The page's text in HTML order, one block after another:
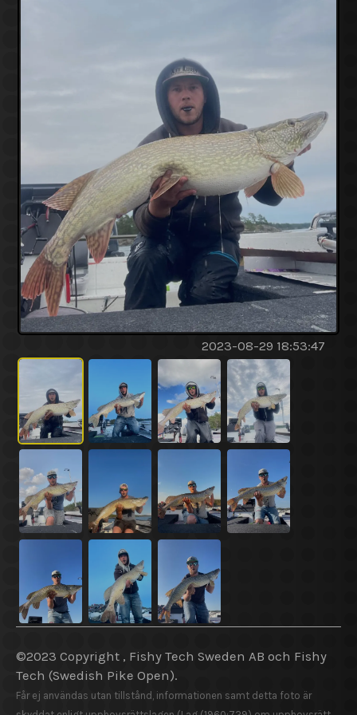
2023-08-29 18:53:47
©2023 Copyright , Fishy Tech Sweden AB och Fishy
Tech (Swedish Pike Open).
Får ej användas utan tillstånd, informationen samt detta foto är